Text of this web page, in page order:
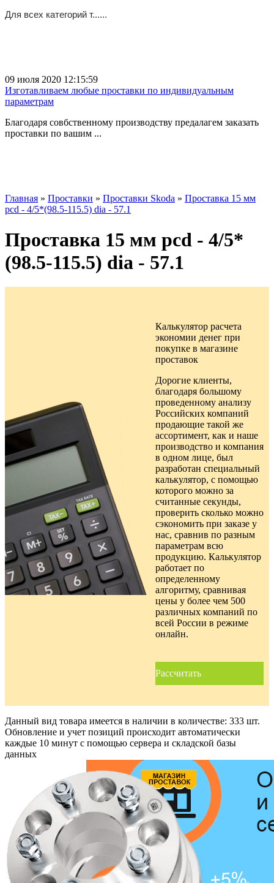
Для всех категорий т......
09 июля 2020 12:15:59
Изготавливаем любые проставки по индивидуальным
параметрам
Благодаря совбственному производству предалагем заказать
проставки по вашим ...
Главная » Проставки » Проставки Skoda » Проставка 15 мм
pcd - 4/5*(98.5-115.5) dia - 57.1
Проставка 15 мм pcd - 4/5*
(98.5-115.5) dia - 57.1
Калькулятор расчета
экономии денег при
покупке в магазине
проставок
Дорогие клиенты,
благодаря большому
проведенному анализу
Российских компаний
продающие такой же
ассортимент, как и наше
производство и компания
в одном лице, был
разработан специальный
калькулятор, с помощью
которого можно за
считанные секунды,
проверить сколько можно
сэкономить при заказе у
нас, сравнив по разным
параметрам всю
продукцию. Калькулятор
работает по
определенному
алгоритму, сравнивая
цены у более чем 500
различных компаний по
всей России в режиме
онлайн.
Рассчитать
Данный вид товара имеется в наличии в количестве: 333 шт.
Обновление и учет позиций происходит автоматически
каждые 10 минут с помощью сервера и складской базы
данных